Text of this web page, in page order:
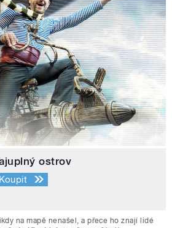
ostrov
Koupit
na mapě nenašel, a přece ho znají lidé